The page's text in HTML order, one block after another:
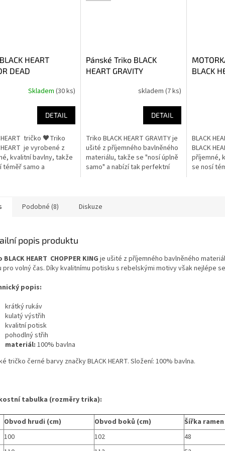
HEART
DEAD
Skladem (30 ks)
DETAIL
HEART tričko 🖤Triko
HEART je vyrobené z
kvalitní bavlny, takže
téměř samo a
Pánské Triko BLACK
HEART GRAVITY
skladem (7 ks)
DETAIL
Triko BLACK HEART GRAVITY je
ušité z příjemného bavlněného
materiálu, takže se "nosí úplně
samo" a nabízí tak perfektní
BLACK
BLACK
BLACK
příjemné,
se nosí
Podobné (8) Diskuze
popis produktu
HEART CHOPPER KING je ušité z příjemného bavlněného
pro volný čas. Díky kvalitnímu potisku s rebelskými motivy však nejlépe
popis:
krátký rukáv
kulatý výstřih
kvalitní potisk
pohodlný střih
materiál: 100% bavlna
tričko černé barvy značky BLACK HEART. Složení: 100% bavlna.
tabulka (rozměry trika):
Obvod hrudi (cm) Obvod boků (cm)
Šířka
100
102
48